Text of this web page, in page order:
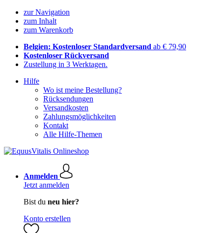
zur Navigation
zum Inhalt
zum Warenkorb
Belgien: Kostenloser Standardversand ab € 79,90
Kostenloser Rückversand
Zustellung in 3 Werktagen.
Hilfe
Wo ist meine Bestellung?
Rücksendungen
Versandkosten
Zahlungsmöglichkeiten
Kontakt
Alle Hilfe-Themen
Anmelden
Jetzt anmelden
Bist du neu hier?
Konto erstellen